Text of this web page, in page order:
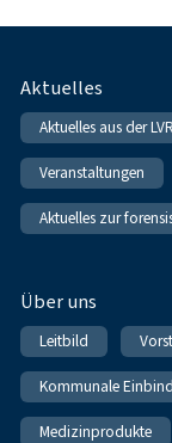
Fußnavigation
Aktuelles
Aktuelles aus der
Veranstaltungen
Aktuelles zur
Über uns
Leitbild
Kommunale
Medizinprodukte